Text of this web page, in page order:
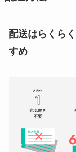
配送はらくら
すめ